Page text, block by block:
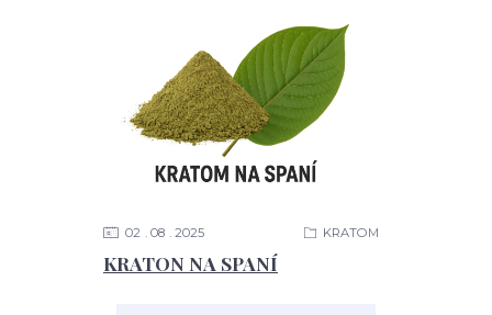
KRATON NA SPANÍ
02 08 2025 KRATOM